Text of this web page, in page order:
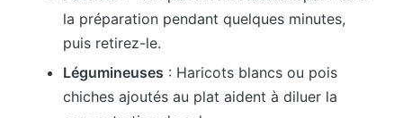
la préparation pendant quelques minutes,
puis retirez-le.
Légumineuses : Haricots blancs ou pois
chiches ajoutés au plat aident à diluer la